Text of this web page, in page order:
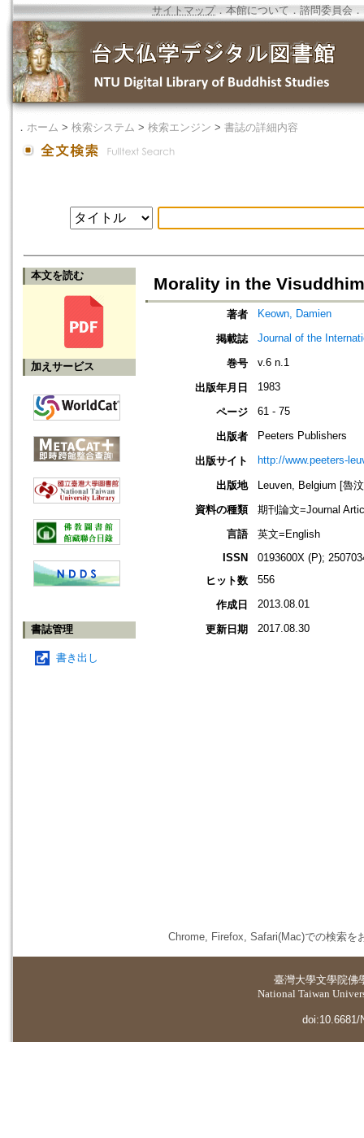
サイトマップ．本館について ． 諮問委員会 ．
． ホーム > 検索システム > 検索エンジン > 書誌の詳細内容
本文を読む
加えサービス
書誌管理
書き出し
Morality in the
著者 Keown, Damien
掲載誌 Journal of the
巻号 v.6 n.1
出版年月日 1983
ページ 61 - 75
出版者 Peeters Publishers
出版サイト http://www.peeters-
出版地
Leuven, Belgium [魯
資料の種類
期刊論文=Journal
言語
英文=English
ISSN
0193600X (P);
ヒット数
556
作成日 2013.08.01
更新日期 2017.08.30
Chrome, Firefox, Safari(Mac)での検索を
臺灣大學文學院佛
National Taiwan
doi:10.6681/